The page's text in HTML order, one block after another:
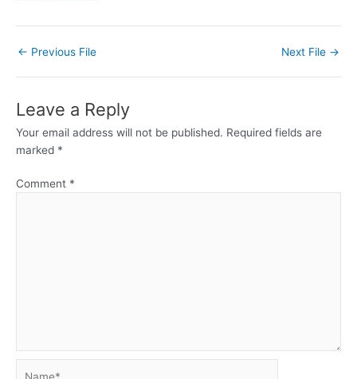
← Previous File Next File →
Leave a Reply
Your email address will not be published. Required fields are
marked *
Comment *